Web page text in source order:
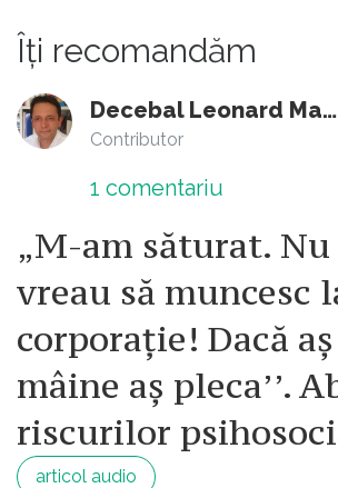
Îți recomandăm
Decebal Leonard Marin
Contributor
1 comentariu
„M-am săturat.
vreau să muncesc
corporație! Dacă
mâine aș pleca’’.
riscurilor
articol audio